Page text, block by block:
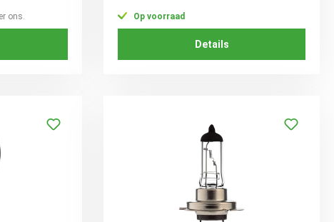
ons. Op voorraad
Details